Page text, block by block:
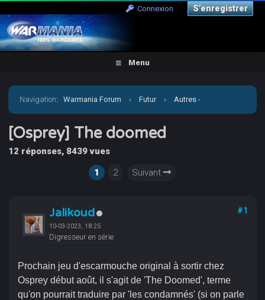
Connexion S’enregistrer
Menu
Navigation:Warmania Forum › Futur › Autres -
Escarmouches › [Osprey] The doomed
[Osprey] The doomed
12 réponses, 8439 vues
1
2 Suivant
Jalikoud
10-03-2023, 18:25
Digresseur en série
#1
Prochain jeu d'escarmouche original à sortir chez
Osprey début août, il s'agit de 'The Doomed', terme
qu'on pourrait traduire par 'les condamnés' (si on parle